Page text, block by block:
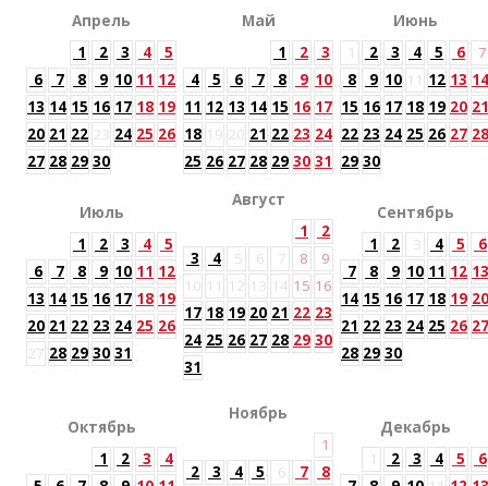
Апрель
1
2 3 4
5
6
7 8 9 10 11 12
13 14 15 16 17 18 19
20 21 22 23 24 25 26
27 28 29 30
Май
1
2
3
4
5 6 7 8 9 10
11 12 13 14 15 16 17
18 19 20 21 22 23 24
25 26 27 28 29 30 31
Июнь
1
2 3 4 5 6
7
8
9 10 11 12 13 14
15 16 17 18 19 20 21
22 23 24 25 26 27 28
29 30
Июль
1
2 3 4
5
6
7 8 9 10 11 12
13 14 15 16 17 18 19
20 21 22 23 24 25 26
27 28 29 30 31
Август
1
2
3
4 5 6 7 8
9
10 11 12 13 14 15 16
17 18 19 20 21 22 23
24 25 26 27 28 29 30
31
Сентябрь
1
2 3 4 5
6
7
8 9 10 11 12 13
14 15 16 17 18 19 20
21 22 23 24 25 26 27
28 29 30
Октябрь
1
2 3
4
Ноябрь
1
2
3 4 5 6 7 8
Декабрь
1
2 3 4 5
6